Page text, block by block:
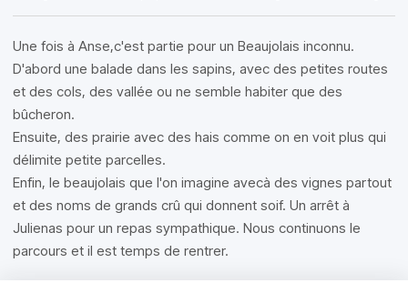
Une fois à Anse,c'est partie pour un Beaujolais inconnu.
D'abord une balade dans les sapins, avec des petites routes
et des cols, des vallée ou ne semble habiter que des
bûcheron.
Ensuite, des prairie avec des hais comme on en voit plus qui
délimite petite parcelles.
Enfin, le beaujolais que l'on imagine avecà des vignes partout
et des noms de grands crû qui donnent soif. Un arrêt à
Julienas pour un repas sympathique. Nous continuons le
parcours et il est temps de rentrer.